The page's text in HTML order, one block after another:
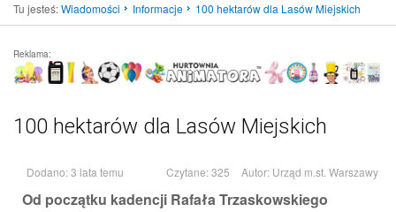
Tu jesteś:Wiadomości Informacje 100 hektarów dla Lasów Miejskich
Reklama:
100 hektarów dla Lasów Miejskich
Dodano: 3 lata temu Czytane: 325 Autor: Urząd m.st. Warszawy
Od początku kadencji Rafała Trzaskowskiego